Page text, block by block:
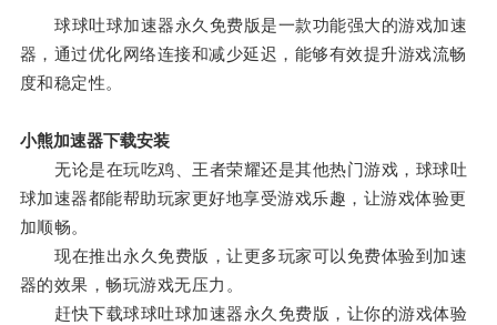
球球吐球加速器永久免费版是一款功能强大的游戏加速
器，通过优化网络连接和减少延迟，能够有效提升游戏流畅
度和稳定性。
小熊加速器下载安装
无论是在玩吃鸡、王者荣耀还是其他热门游戏，球球吐
球加速器都能帮助玩家更好地享受游戏乐趣，让游戏体验更
加顺畅。
现在推出永久免费版，让更多玩家可以免费体验到加速
器的效果，畅玩游戏无压力。
赶快下载球球吐球加速器永久免费版，让你的游戏体验